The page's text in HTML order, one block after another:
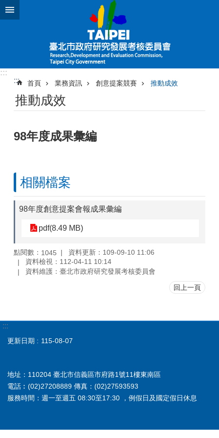
跳到主要內容區塊
:::
:::
首頁 業務資訊 創意提案競賽 推動成效
推動成效
98年度成果彙編
相關檔案
98年度創意提案會報成果彙編
pdf(8.49 MB)
點閱數： 1045
資料更新：109-09-10 11:06
資料檢視：112-04-11 10:14
資料維護：臺北市政府研究發展考核委員會
回上一頁
:::
更新日期 115-08-07
地址：110204 臺北市信義區市府路1號11樓東南區
電話︰(02)27208889 傳真：(02)27593593
服務時間：週一至週五 08:30至17:30 ，例假日及國定假日休息